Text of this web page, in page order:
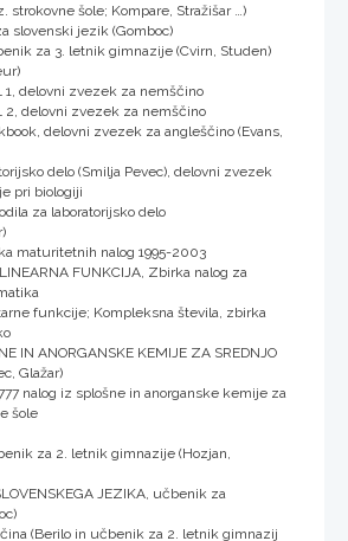
strokovne šole; Kompare, Stražišar …)
slovenski jezik (Gomboc)
za 3. letnik gimnazije (Cvirn, Studen)
1, delovni zvezek za nemščino
2, delovni zvezek za nemščino
delovni zvezek za angleščino (Evans,
delo (Smilja Pevec), delovni zvezek
pri biologiji
za laboratorijsko delo
maturitetnih nalog 1995-2003
FUNKCIJA, Zbirka nalog za
funkcije; Kompleksna števila, zbirka
IN ANORGANSKE KEMIJE ZA SREDNJO
Glažar)
nalog iz splošne in anorganske kemije za
šole
za 2. letnik gimnazije (Hozjan,
JEZIKA, učbenik za
(Berilo in učbenik za 2. letnik gimnazij